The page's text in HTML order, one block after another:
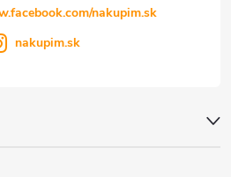
nakupim.sk
nakupim.sk